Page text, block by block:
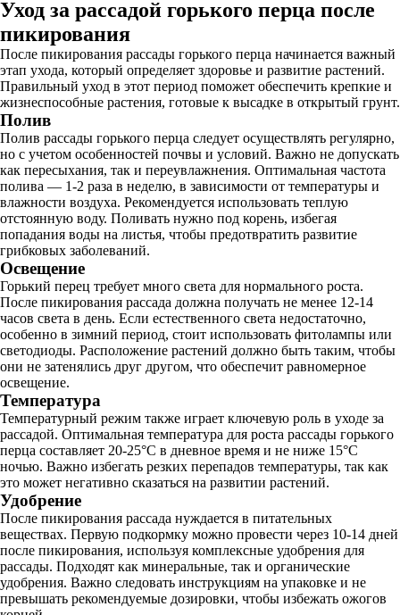
Уход за рассадой горького перца после
пикирования
После пикирования рассады горького перца начинается важный
этап ухода, который определяет здоровье и развитие растений.
Правильный уход в этот период поможет обеспечить крепкие и
жизнеспособные растения, готовые к высадке в открытый грунт.
Полив
Полив рассады горького перца следует осуществлять регулярно,
но с учетом особенностей почвы и условий. Важно не допускать
как пересыхания, так и переувлажнения. Оптимальная частота
полива — 1-2 раза в неделю, в зависимости от температуры и
влажности воздуха. Рекомендуется использовать теплую
отстоянную воду. Поливать нужно под корень, избегая
попадания воды на листья, чтобы предотвратить развитие
грибковых заболеваний.
Освещение
Горький перец требует много света для нормального роста.
После пикирования рассада должна получать не менее 12-14
часов света в день. Если естественного света недостаточно,
особенно в зимний период, стоит использовать фитолампы или
светодиоды. Расположение растений должно быть таким, чтобы
они не затенялись друг другом, что обеспечит равномерное
освещение.
Температура
Температурный режим также играет ключевую роль в уходе за
рассадой. Оптимальная температура для роста рассады горького
перца составляет 20-25°C в дневное время и не ниже 15°C
ночью. Важно избегать резких перепадов температуры, так как
это может негативно сказаться на развитии растений.
Удобрение
После пикирования рассада нуждается в питательных
веществах. Первую подкормку можно провести через 10-14 дней
после пикирования, используя комплексные удобрения для
рассады. Подходят как минеральные, так и органические
удобрения. Важно следовать инструкциям на упаковке и не
превышать рекомендуемые дозировки, чтобы избежать ожогов